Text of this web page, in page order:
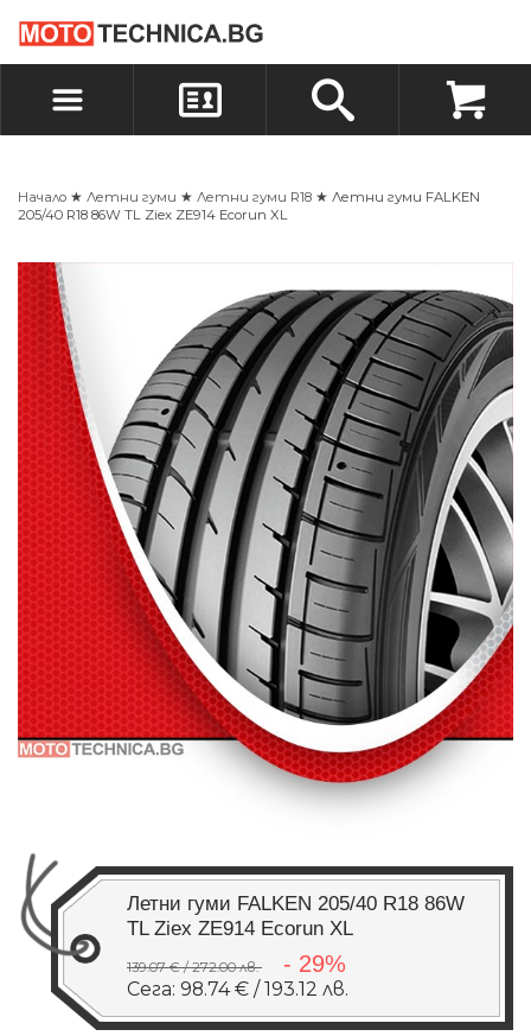
ВХОД
БЪРЗА ПОРЪЧКА ПОРЪЧКА
Начало ★ Летни гуми ★ Летни гуми R18 ★ Летни гуми FALKEN
205/40 R18 86W TL Ziex ZE914 Ecorun XL
Летни гуми FALKEN 205/40 R18 86W
TL Ziex ZE914 Ecorun XL
139.07 € / 272.00 лв. - 29%
Сега: 98.74 € / 193.12 лв.